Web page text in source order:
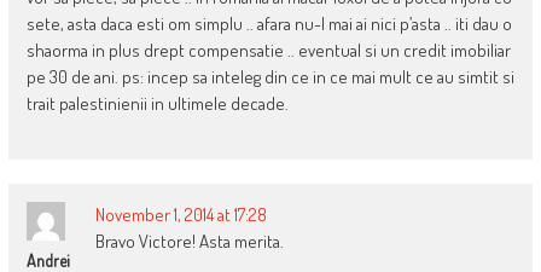
sete, asta daca esti om simplu .. afara nu-l mai ai nici p’asta .. iti dau o
shaorma in plus drept compensatie .. eventual si un credit imobiliar
pe 30 de ani. ps: incep sa inteleg din ce in ce mai mult ce au simtit si
trait palestinienii in ultimele decade.
Andrei
November 1, 2014 at 17:28
Bravo Victore! Asta merita.